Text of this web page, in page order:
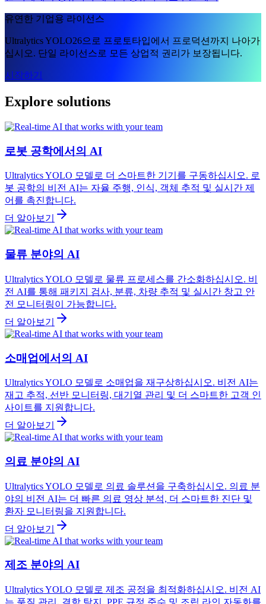
유연한 기업용 라이선스
Ultralytics YOLO26으로 프로토타입에서 프로덕션까지 나아가
십시오. 단일 라이선스로 모든 상업적 권리가 보장됩니다.
시작하기
Explore solutions
로봇 공학에서의 AI
Ultralytics YOLO 모델로 더 스마트한 기기를 구동하십시오. 로
봇 공학의 비전 AI는 자율 주행, 인식, 객체 추적 및 실시간 제
어를 촉진합니다.
더 알아보기
물류 분야의 AI
Ultralytics YOLO 모델로 물류 프로세스를 간소화하십시오. 비
전 AI를 통해 패키지 검사, 분류, 차량 추적 및 실시간 창고 안
전 모니터링이 가능합니다.
더 알아보기
소매업에서의 AI
Ultralytics YOLO 모델로 소매업을 재구상하십시오. 비전 AI는
재고 추적, 선반 모니터링, 대기열 관리 및 더 스마트한 고객 인
사이트를 지원합니다.
더 알아보기
의료 분야의 AI
Ultralytics YOLO 모델로 의료 솔루션을 구축하십시오. 의료 분
야의 비전 AI는 더 빠른 의료 영상 분석, 더 스마트한 진단 및
환자 모니터링을 지원합니다.
더 알아보기
제조 분야의 AI
Ultralytics YOLO 모델로 제조 공정을 최적화하십시오. 비전 AI